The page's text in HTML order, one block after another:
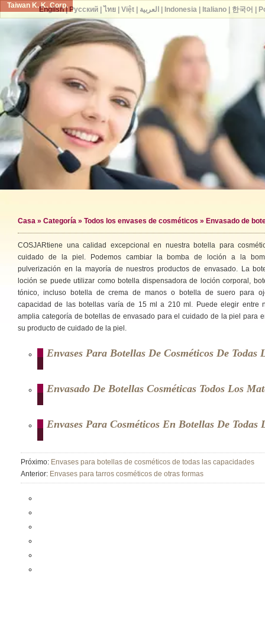
Taiwan K. K. Corp.
Casa » Categoría » Todos los envases de cosméticos » Envasado de
COSJARtiene una calidad excepcional en nuestra botella para
cuidado de la piel. Podemos cambiar la bomba de loción a la
pulverización en la mayoría de nuestros productos de envasado. La
loción se puede utilizar como botella dispensadora de loción corporal,
tónico, incluso botella de crema de manos o botella de suero para
capacidad de las botellas varía de 15 ml a 210 ml. Puede elegir entre
amplia categoría de botellas de envasado para el cuidado de la piel para
su producto de cuidado de la piel.
Envases Para Botellas De Cosméticos De Todas
Envasado De Botellas Cosméticas Todos Los
Envases Para Cosméticos En Botellas De Todas
Próximo: Envases para botellas de cosméticos de todas las capacidades
Anterior: Envases para tarros cosméticos de otras formas
English| Русский| ไทย| Việt| العربية Indonesia| Italiano| 한국어